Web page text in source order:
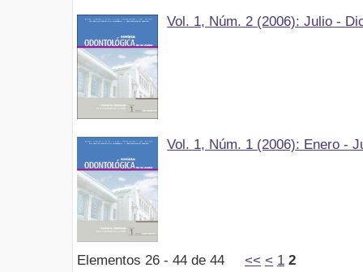
Vol. 1, Núm. 2 (2006): Julio -
Vol. 1, Núm. 1 (2006): Enero -
Elementos 26 - 44 de 44 << < 1 2